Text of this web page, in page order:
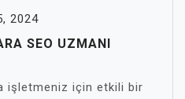
2024
SEO UZMANI
işletmeniz için etkili bir